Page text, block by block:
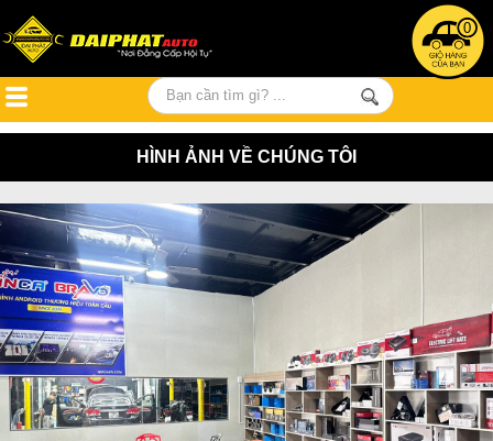
0
HÌNH ẢNH VỀ CHÚNG TÔI